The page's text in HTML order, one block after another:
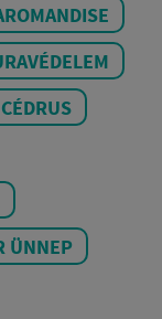
CÉDRUS
ÜNNEP